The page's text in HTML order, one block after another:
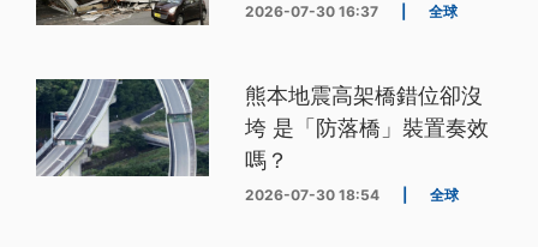
2026-07-30 16:37 全球
熊本地震高架橋錯位卻沒
垮 是「防落橋」裝置奏效
嗎？
2026-07-30 18:54 全球